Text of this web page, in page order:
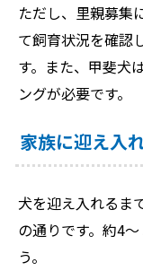
ただし、里親募集
て飼育状況を確認
す。また、甲斐犬
ングが必要です。
家族に迎え入
犬を迎え入れるま
の通りです。約4
う。